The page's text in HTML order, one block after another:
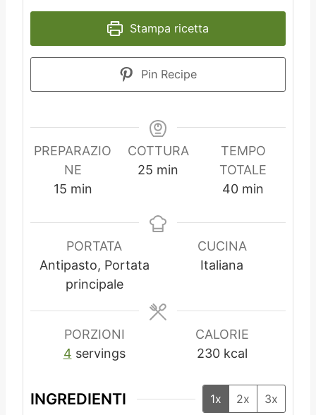
Stampa ricetta
Pin Recipe
PREPARAZIO
NE
15m
n
u
t
i
min
COTTURA
25 m
u
min
TEMPO
TOTALE
40m
n
u
t
min
PORTATA
Antipasto, Portata
principale
CUCINA
Italiana
PORZIONI
4 servings
CALORIE
230 kcal
INGREDIENTI 1x 2x 3x